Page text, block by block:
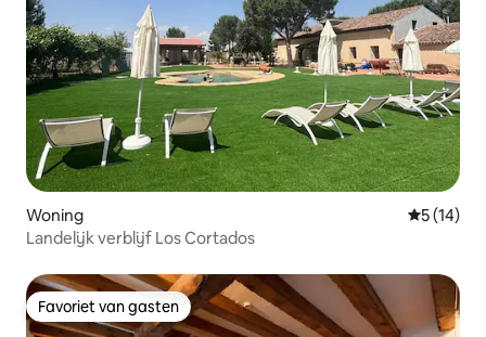
Woning
5 (14)
Landelijk verblijf Los Cortados
Favoriet van gasten
Favoriet van gasten